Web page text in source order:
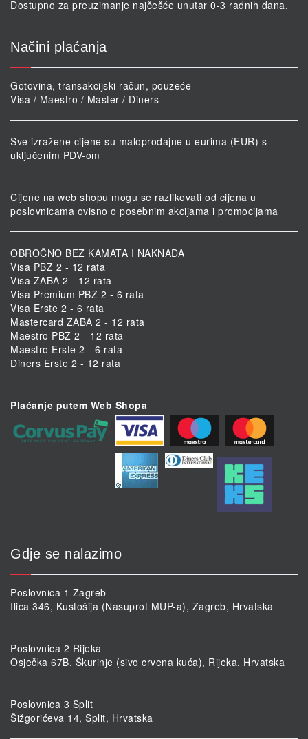
Dostupno za preuzimanje najčešće unutar 0-3 radnih dana.
Načini plaćanja
Gotovina, transakcijski račun, pouzeće
Visa / Maestro / Master / Diners
Sve izražene cijene su maloprodajne u eurima (EUR) s
uključenim PDV-om
Cijene na web shopu mogu se razlikovati od cijena u
poslovnicama ovisno o posebnim akcijama i promocijama
OBROČNO BEZ KAMATA I NAKNADA
Visa PBZ 2 - 12 rata
Visa ZABA 2 - 12 rata
Visa Premium PBZ 2 - 6 rata
Visa Erste 2 - 6 rata
Mastercard ZABA 2 - 12 rata
Maestro PBZ 2 - 12 rata
Maestro Erste 2 - 6 rata
Diners Erste 2 - 12 rata
Plaćanje putem Web Shopa
Gdje se nalazimo
Poslovnica 1 Zagreb
Ilica 346, Kustošija (Nasuprot MUP-a), Zagreb, Hrvatska
Poslovnica 2 Rijeka
Osječka 67B, Škurinje (sivo crvena kuća), Rijeka, Hrvatska
Poslovnica 3 Split
Šižgorićeva 14, Split, Hrvatska